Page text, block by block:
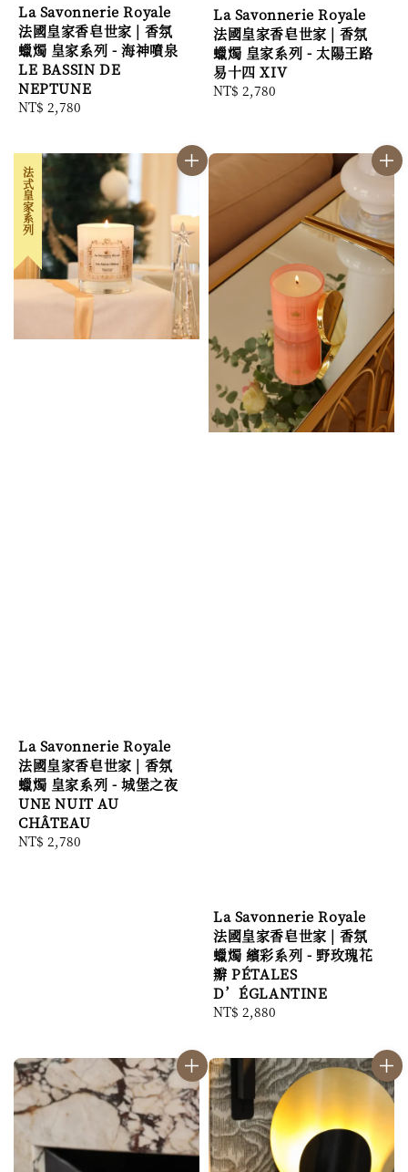
La Savonnerie Royale
法國皇家香皂世家 | 香氛
蠟燭 皇家系列 - 海神噴泉
LE BASSIN DE
NEPTUNE
Regular
NT$ 2,780
La Savonnerie Royale
法國皇家香皂世家 | 香氛
蠟燭 皇家系列 - 太陽王路
易十四 XIV
Regular
NT$ 2,780
法式皇家系列
La Savonnerie Royale
法國皇家香皂世家 | 香氛
蠟燭 皇家系列 - 城堡之夜
UNE NUIT AU
CHÂTEAU
Regular
NT$ 2,780
La Savonnerie Royale
法國皇家香皂世家 | 香氛
蠟燭 繽彩系列 - 野玫瑰花
瓣 PÉTALES
D’ÉGLANTINE
Regular
NT$ 2,880